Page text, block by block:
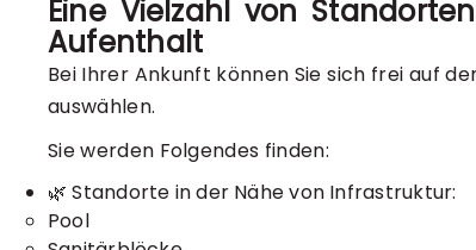
Eine Vielzahl von
Aufenthalt
Bei Ihrer Ankunft können Sie sich frei auf
auswählen.
Sie werden Folgendes finden:
🌿 Standorte in der Nähe von Infrastruktur:
Pool